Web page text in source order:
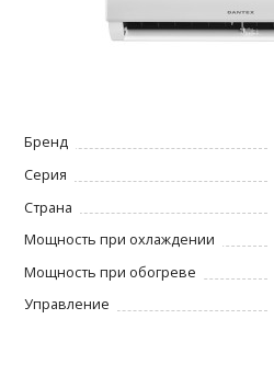
Бренд
Серия
Страна
Мощность при охлаждении
Мощность при обогреве
Управление